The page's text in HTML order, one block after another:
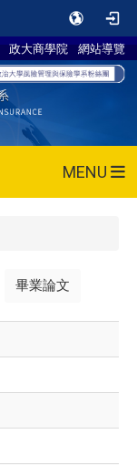
政大商學院 網站導覽
MENU
畢業論文